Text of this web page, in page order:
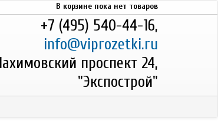
В корзине пока нет товаров
+7 (495) 540-44-16,
info@viprozetki.ru
проспект 24,
"Экспострой"